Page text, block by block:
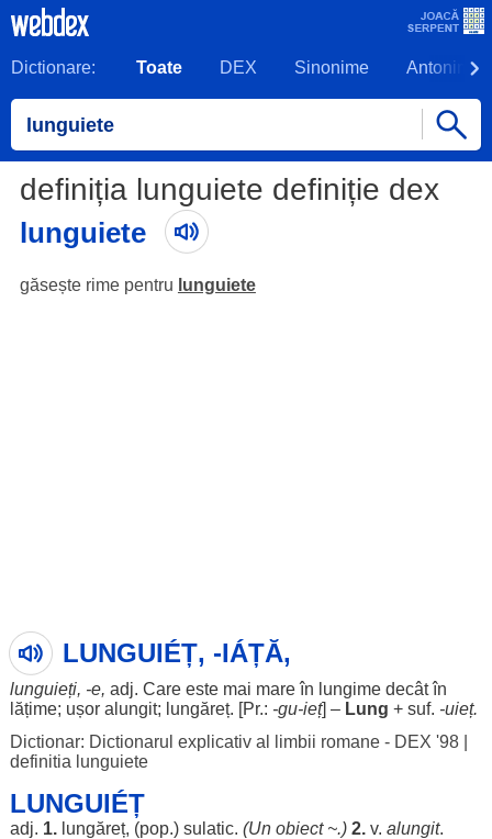
Dictionare: Toate DEX Sinonime Antonime
definiția lunguiete definiție dex
lunguiete
găsește rime pentru lunguiete
LUNGUIÉȚ, -IÁȚĂ,
lunguieți, -e, adj. Care este mai mareîn lungime decâtîn
lățime; ușor alungit; lungăreț. [Pr.: -gu-ieț] – Lung + suf. -uieț.
Dictionar: Dictionarul explicativ al limbii romane - DEX '98|
definitia lunguiete
LUNGUIÉȚ
adj. 1. lungăreț, (pop.) sulatic. (Un obiect~.) 2.v. alungit.